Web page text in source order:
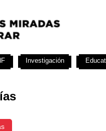
Investigación